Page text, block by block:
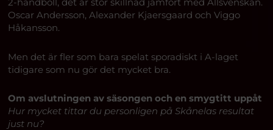
2-handboll, det är stor skillnad jämfört med Allsvenskan.
Oscar Andersson, Alexander Kjaersgaard och Viggo
Håkansson.
Men det är fler som bara spelat sporadiskt i A-laget
tidigare som nu gör det mycket bra.
Om avslutningen av säsongen och en smygtitt uppåt
Hur mycket tittar du personligen på Skånelas resultat
just nu?